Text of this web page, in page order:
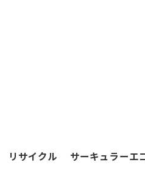
リサイクル サーキュラーエ